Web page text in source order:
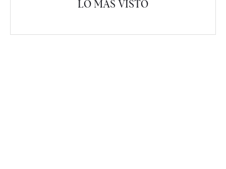
LO MÁS VISTO